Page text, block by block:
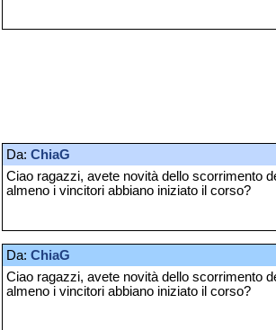
Da: ChiaG
Ciao ragazzi, avete novità dello scorrimento
almeno i vincitori abbiano iniziato il corso?
Da: ChiaG
Ciao ragazzi, avete novità dello scorrimento
almeno i vincitori abbiano iniziato il corso?